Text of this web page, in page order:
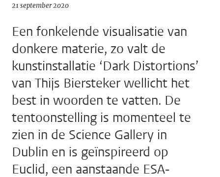
21 september 2020
Een fonkelende visualisatie van
donkere materie, zo valt de
kunstinstallatie ‘Dark Distortions’
van Thijs Biersteker wellicht het
best in woorden te vatten. De
tentoonstelling is momenteel te
zien in de Science Gallery in
Dublin en is geïnspireerd op
Euclid, een aanstaande ESA-